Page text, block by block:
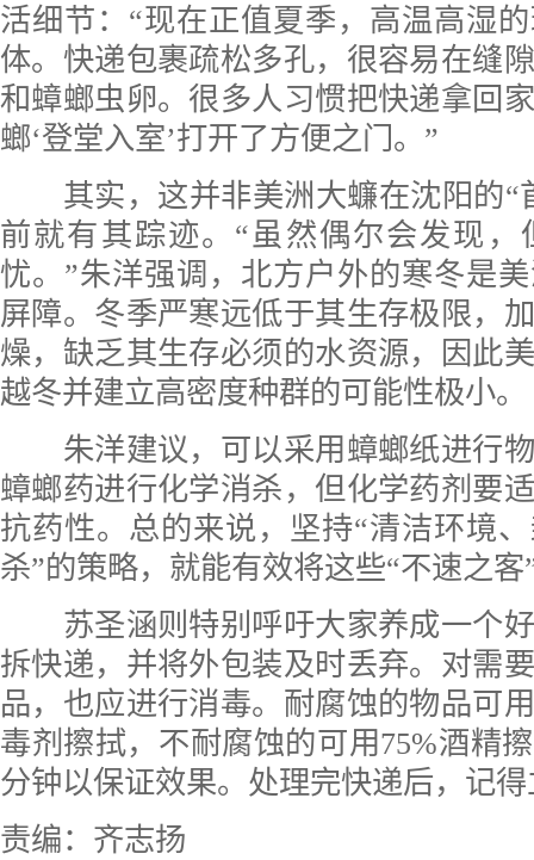
活细节：“现在正值夏季，高温高湿
体。快递包裹疏松多孔，很容易在缝
和蟑螂虫卵。很多人习惯把快递拿回
螂‘登堂入室’打开了方便之门。”
其实，这并非美洲大蠊在沈阳的“
前就有其踪迹。“虽然偶尔会发现，
忧。”朱洋强调，北方户外的寒冬是
屏障。冬季严寒远低于其生存极限，
燥，缺乏其生存必须的水资源，因此
越冬并建立高密度种群的可能性极小。
朱洋建议，可以采用蟑螂纸进行物
蟑螂药进行化学消杀，但化学药剂要
抗药性。总的来说，坚持“清洁环境
杀”的策略，就能有效将这些“不速之客
苏圣涵则特别呼吁大家养成一个好
拆快递，并将外包装及时丢弃。对需
品，也应进行消毒。耐腐蚀的物品可
毒剂擦拭，不耐腐蚀的可用75%酒精
分钟以保证效果。处理完快递后，记
责编：齐志扬